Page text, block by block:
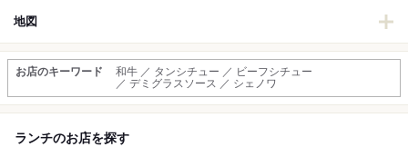
地図
お店のキーワード
和牛 ／ タンシチュー ／ ビーフシチュー
／ デミグラスソース ／ シェノワ
ランチのお店を探す